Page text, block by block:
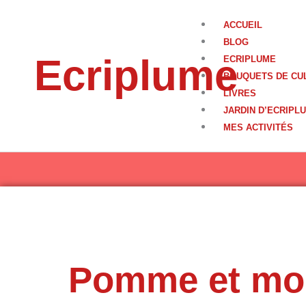
Ecriplume
ACCUEIL
BLOG
ECRIPLUME
BOUQUETS DE
LIVRES
JARDIN
MES ACTIVITÉS
Pomme et